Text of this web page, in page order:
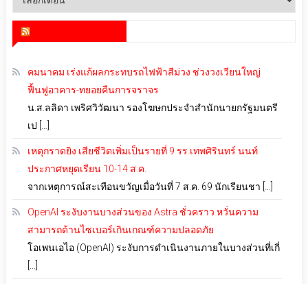
คมนาคม เร่งแก้ผลกระทบรถไฟฟ้าสีม่วง ช่วงวงเวียนใหญ่
ฟื้นฟูอาคาร-ทยอยคืนการจราจร
น.ส.ลลิดา เพริศวิวัฒนา รองโฆษกประจำสำนักนายกรัฐมนตรี
เป […]
เหตุกราดยิง เสียชีวิตเพิ่มเป็นรายที่ 9 รร.เทพศิรินทร์ นนท์
ประกาศหยุดเรียน 10-14 ส.ค.
จากเหตุการณ์สะเทือนขวัญเมื่อวันที่ 7 ส.ค. 69 นักเรียนชา […]
OpenAI ระงับงานบางส่วนของ Astra ชั่วคราว หวั่นความ
สามารถด้านไซเบอร์เกินเกณฑ์ความปลอดภัย
โอเพนเอไอ (OpenAI) ระงับการดำเนินงานภายในบางส่วนที่เกี่